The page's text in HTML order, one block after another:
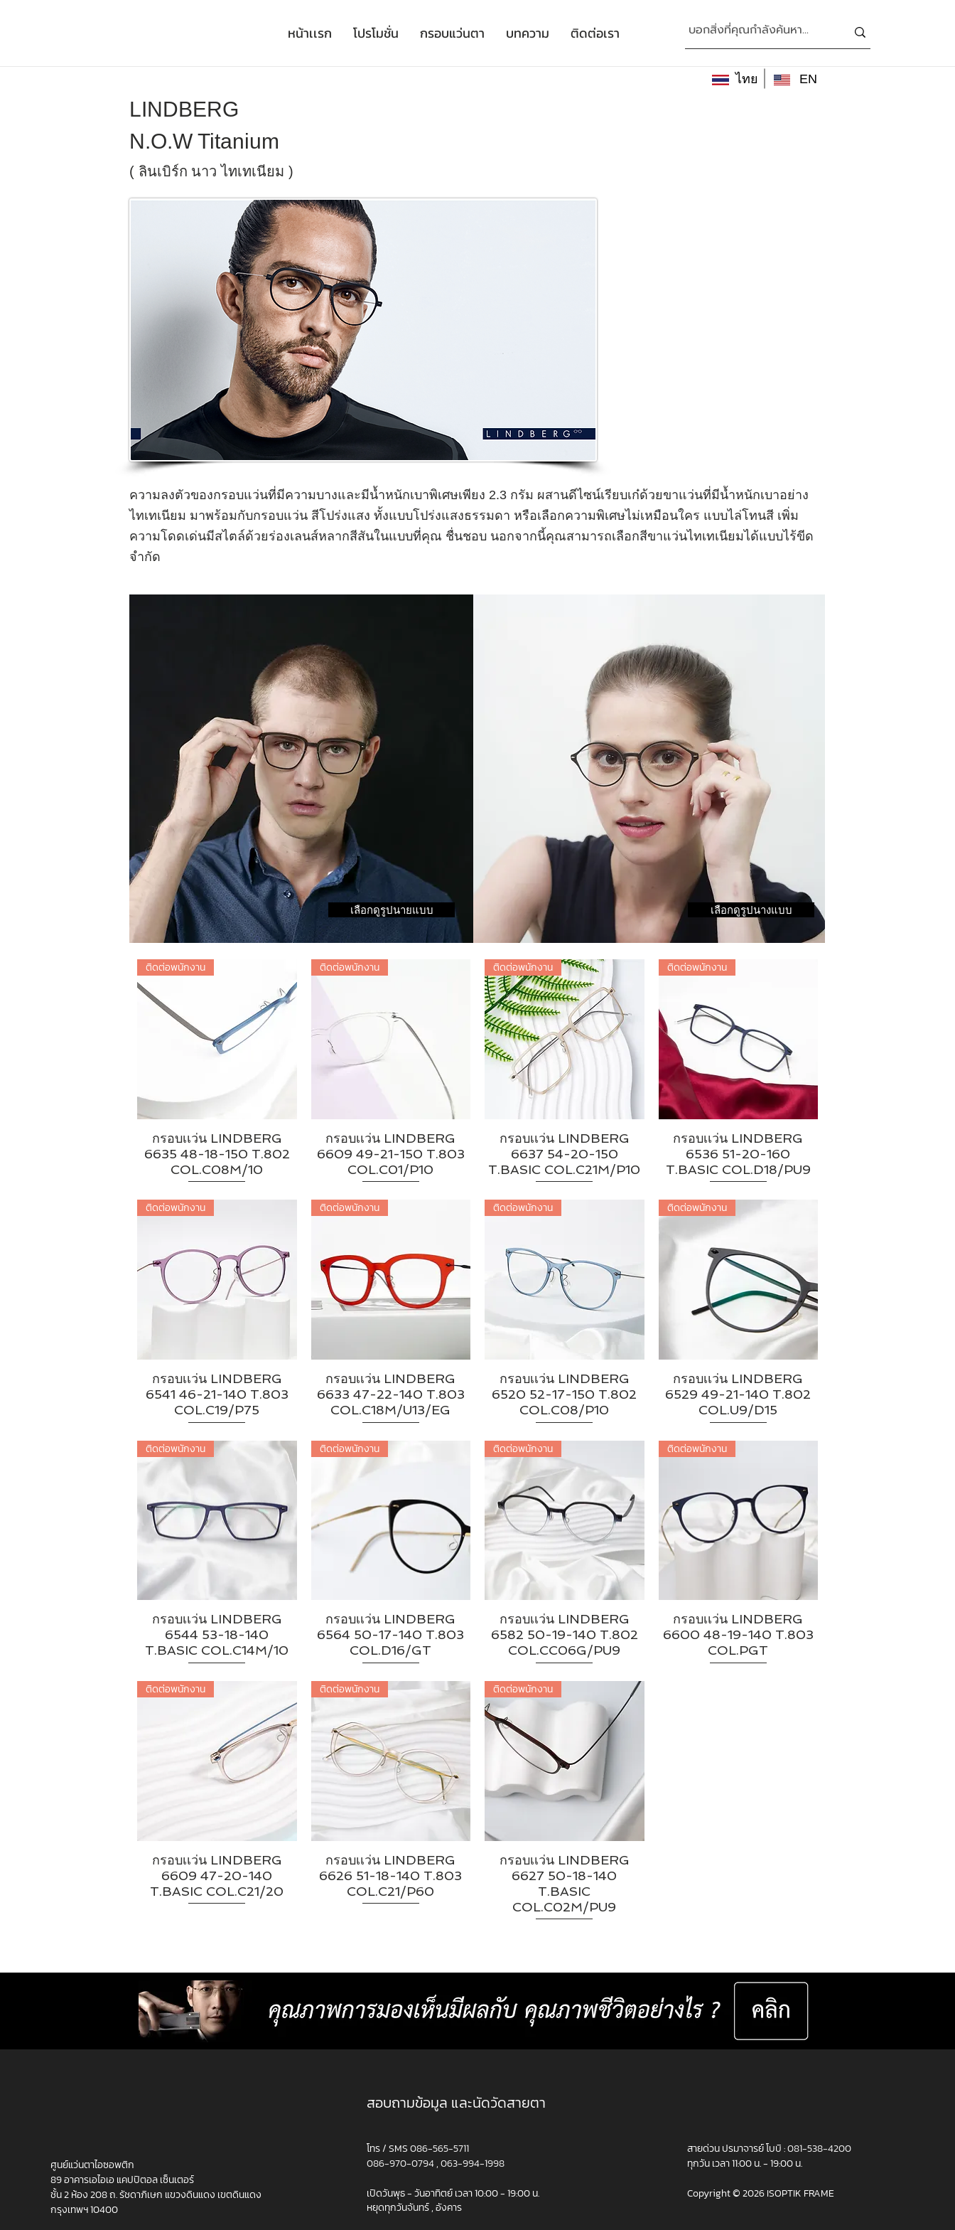
หน้าเเรก โปรโมชั่น กรอบแว่นตา บทความ ติดต่อเรา
ไทย EN
LINDBERG
N.O.W Titanium
( ลินเบิร์ก นาว ไทเทเนียม )
ความลงตัวของกรอบแว่นที่มีความบางและมีน้ำหนักเบาพิเศษเพียง 2.3 กรัม ผสานดีไซน์เรียบเก๋ด้วยขาแว่นที่มีน้ำหนักเบาอย่าง
ไทเทเนียม มาพร้อมกับกรอบแว่น สีโปร่งแสง ทั้งแบบโปร่งแสงธรรมดา หรือเลือกความพิเศษไม่เหมือนใคร แบบไล่โทนสี เพิ่ม
ความโดดเด่นมีสไตล์ด้วยร่องเลนส์หลากสีสันในแบบที่คุณ ชื่นชอบ นอกจากนี้คุณสามารถเลือกสีขาแว่นไทเทเนียมได้แบบไร้ขีด
จำกัด
เลือกดูรูปนายแบบ เลือกดูรูปนางแบบ
ติดต่อพนักงาน
กรอบเเว่น LINDBERG
6635 48-18-150 T.802
COL.C08M/10
ติดต่อพนักงาน
กรอบเเว่น LINDBERG
6609 49-21-150 T.803
COL.C01/P10
ติดต่อพนักงาน
กรอบเเว่น LINDBERG
6637 54-20-150
T.BASIC COL.C21M/P10
ติดต่อพนักงาน
กรอบเเว่น LINDBERG
6536 51-20-160
T.BASIC COL.D18/PU9
ติดต่อพนักงาน
กรอบเเว่น LINDBERG
6541 46-21-140 T.803
COL.C19/P75
ติดต่อพนักงาน
กรอบเเว่น LINDBERG
6633 47-22-140 T.803
COL.C18M/U13/EG
ติดต่อพนักงาน
กรอบเเว่น LINDBERG
6520 52-17-150 T.802
COL.C08/P10
ติดต่อพนักงาน
กรอบเเว่น LINDBERG
6529 49-21-140 T.802
COL.U9/D15
ติดต่อพนักงาน
กรอบเเว่น LINDBERG
6544 53-18-140
T.BASIC COL.C14M/10
ติดต่อพนักงาน
กรอบเเว่น LINDBERG
6564 50-17-140 T.803
COL.D16/GT
ติดต่อพนักงาน
กรอบเเว่น LINDBERG
6582 50-19-140 T.802
COL.CC06G/PU9
ติดต่อพนักงาน
กรอบเเว่น LINDBERG
6600 48-19-140 T.803
COL.PGT
ติดต่อพนักงาน
กรอบเเว่น LINDBERG
6609 47-20-140
T.BASIC COL.C21/20
ติดต่อพนักงาน
กรอบเเว่น LINDBERG
6626 51-18-140 T.803
COL.C21/P60
ติดต่อพนักงาน
กรอบเเว่น LINDBERG
6627 50-18-140
T.BASIC
COL.C02M/PU9
ศูนย์แว่นตาไอซอพติก
89 อาคารเอไอเอ แคปปิตอล เซ็นเตอร์
ชั้น 2 ห้อง 208 ถ. รัชดาภิเษก แขวงดินแดง เขตดินแดง
กรุงเทพฯ 10400
สอบถามข้อมูล และนัดวัดสายตา
โทร / SMS086-565-5711
086-970-0794,063-994-1998
เปิดวันพุธ - วันอาทิตย์ เวลา 10:00 - 19:00 น.
หยุดทุกวันจันทร์ , อังคาร
สายด่วน ปรมาจารย์ โบบิ :081-538-4200
ทุกวัน เวลา 11:00 น. - 19:00 น.
Copyright © 2026 ISOPTIK FRAME